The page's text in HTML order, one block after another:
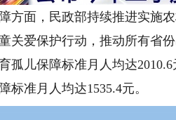
面，民政部持续推进实施农
关爱保护行动，推动所有省
孤儿保障标准月人均达
标准月人均达1535.4元。